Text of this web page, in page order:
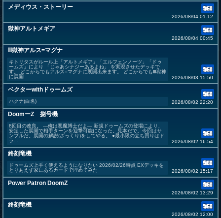
メディウス・ストーリー
2026/08/04 01:12
獄神アルトメギア
2026/08/04 00:45
Ⅲ獄神アルス=マグナ
キトリタスがルール上「アルトメギア」「エルフェンノーツ」「ドゥ
ームズ」により 「じゃあシナジーあるよね」 を実現させたデッキで
す。 どこからでもアルス=マグナに展開出来ます。 どこからでもⅢ獄神
に展開...
2026/08/03 15:50
ベクターwithドゥームズ
ハクナ(白名) 2026/08/02 22:20
DoomーZ 捌号機
8回目の改良。 ―俺は悪魔博士だよ― 新規ドゥームズの登場により、
安定した展開で相手ターンを迎撃可能になった。見本だで。今回はサ
ンプルだ。展開の解説(ざっくり)をしてやる。 ●最小限の立ち回りはド
ラ...
2026/08/02 16:54
終刻竜機
ドゥームズ上手く使えるようになりたい 2026/02/26時点 EXデッキを
とりあえず家にあるカードで埋めてみた
2026/08/02 15:17
Power Patron DoomZ
2026/08/02 13:29
終刻竜機
2026/08/02 12:00